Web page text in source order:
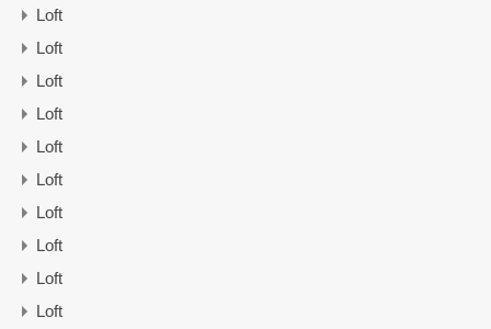
Loft
Loft
Loft
Loft
Loft
Loft
Loft
Loft
Loft
Loft